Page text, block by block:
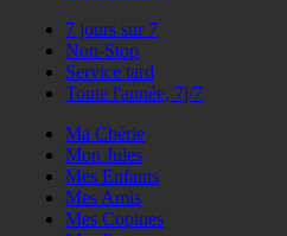
7 jours sur 7
Non-Stop
Service tard
Toute l'année, 7j/7
Ma Chérie
Mon Jules
Mes Enfants
Mes Amis
Mes Copines